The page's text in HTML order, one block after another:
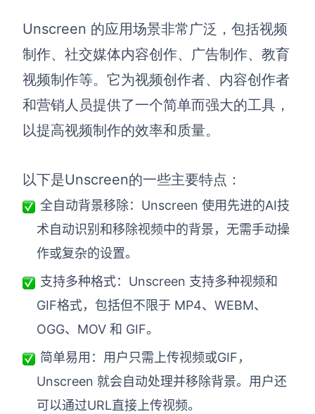
Unscreen 的应用场景非常广泛，包括视频
制作、社交媒体内容创作、广告制作、教育
视频制作等。它为视频创作者、内容创作者
和营销人员提供了一个简单而强大的工具，
以提高视频制作的效率和质量。
以下是Unscreen的一些主要特点：
全自动背景移除：Unscreen 使用先进的AI技
术自动识别和移除视频中的背景，无需手动操
作或复杂的设置。
支持多种格式：Unscreen 支持多种视频和
GIF格式，包括但不限于 MP4、WEBM、
OGG、MOV 和 GIF。
简单易用：用户只需上传视频或GIF，
Unscreen 就会自动处理并移除背景。用户还
可以通过URL直接上传视频。